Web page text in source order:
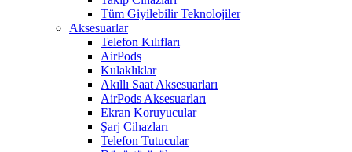
Tüm Giyilebilir Teknolojiler
Aksesuarlar
Telefon Kılıfları
AirPods
Kulaklıklar
Akıllı Saat Aksesuarları
AirPods Aksesuarları
Ekran Koruyucular
Şarj Cihazları
Telefon Tutucular